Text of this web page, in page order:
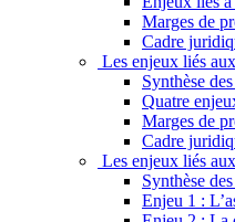
Marges de
Cadre
Les enjeux liés
Synthèse
Quatre
Marges de
Cadre
Les enjeux liés
Synthèse
Enjeu 1 :